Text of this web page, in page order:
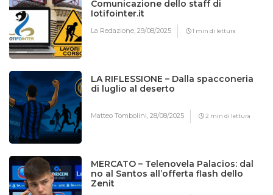
Comunicazione dello staff di
Iotifointer.it
La Redazione,29/08/2025 1 min di lettura
LA RIFLESSIONE – Dalla spacconeria
di luglio al deserto
Matteo Tombolini,28/08/2025 2 min di lettura
MERCATO – Telenovela Palacios: dal
no al Santos all’offerta flash dello
Zenit